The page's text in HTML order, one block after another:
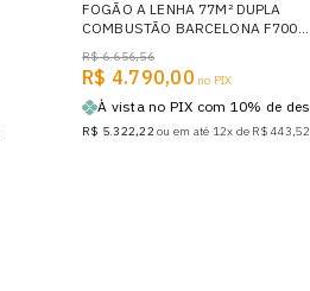
FOGÃO A LENHA 77M² DUPLA
COMBUSTÃO BARCELONA F700F
SAÍDA DIREITA OU ESQUERDA
R$ 6.656,56
R$ 4.790,00 no PIX
À vista no PIX com 10% de
R$ 5.322,22ou em até 12x de R$